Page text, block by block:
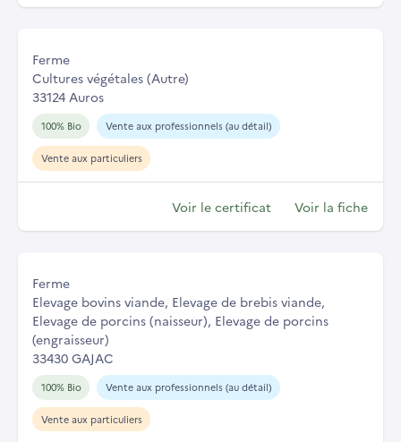
Ferme
Cultures végétales (Autre)
33124 Auros
100% Bio Vente aux professionnels (au détail)
Vente aux particuliers
Voir le certificat Voir la fiche
Ferme
Elevage bovins viande, Elevage de brebis viande,
Elevage de porcins (naisseur), Elevage de porcins
(engraisseur)
33430 GAJAC
100% Bio Vente aux professionnels (au détail)
Vente aux particuliers